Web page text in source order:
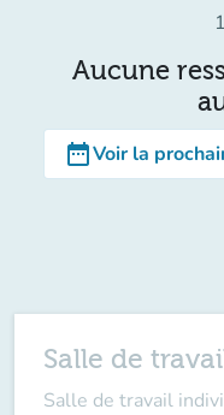
Aucune
date_rangeVoir la
Salle de
Salle de travail